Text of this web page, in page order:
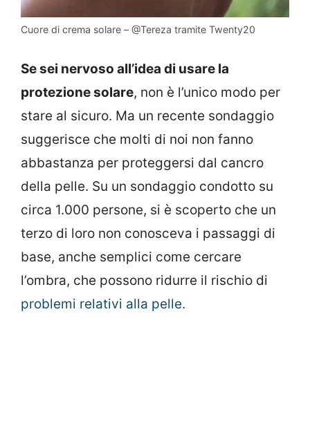
Cuore di crema solare – @Tereza tramite Twenty20
Se sei nervoso all’idea di usare la
protezione solare, non è l’unico modo per
stare al sicuro. Ma un recente sondaggio
suggerisce che molti di noi non fanno
abbastanza per proteggersi dal cancro
della pelle. Su un sondaggio condotto su
circa 1.000 persone, si è scoperto che un
terzo di loro non conosceva i passaggi di
base, anche semplici come cercare
l’ombra, che possono ridurre il rischio di
problemi relativi alla pelle.